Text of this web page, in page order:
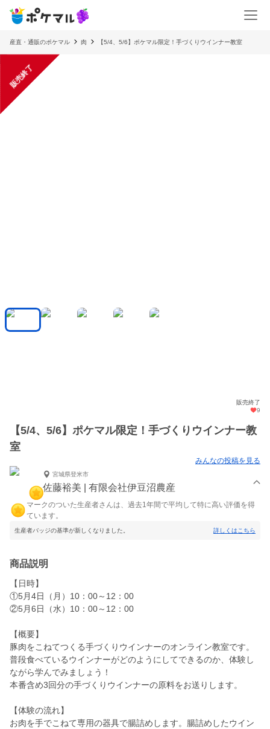
産直・通販のポケマル 肉 【5/4、5/6】ポケマル限定！手づくりウインナー教室
販売終了
販売終了
9
【5/4、5/6】ポケマル限定！手づくりウインナー教
室
みんなの投稿を見る
宮城県登米市
佐藤裕美 | 有限会社伊豆沼農産
マークのついた生産者さんは、過去1年間で平均して特に高い評価を得
ています。
生産者バッジの基準が新しくなりました。 詳しくはこちら
商品説明
【日時】
①5月4日（月）10：00～12：00
②5月6日（水）10：00～12：00
【概要】
豚肉をこねてつくる手づくりウインナーのオンライン教室です。
普段食べているウインナーがどのようにしてできるのか、体験し
ながら学んでみましょう！
本番含め3回分の手づくりウインナーの原料をお送りします。
【体験の流れ】
お肉を手でこねて専用の器具で腸詰めします。腸詰めしたウイン